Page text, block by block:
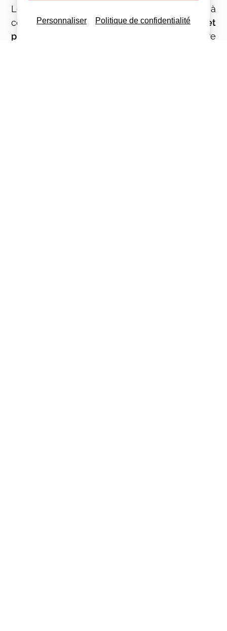
Les entreprises doivent notamment veiller à
conserver l’ensemble deslivres, registres et
pièces justificatives
susceptibles d’être
Personnaliser Politique de confidentialité